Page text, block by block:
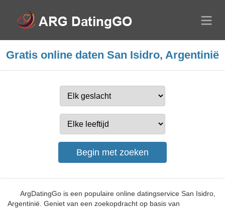
Gratis online daten San Isidro, Argentinië
ArgDatingGo is een populaire online datingservice San Isidro,
Argentinië. Geniet van een zoekopdracht op basis van